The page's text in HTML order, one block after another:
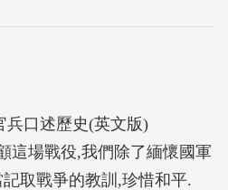
兵口述歷史(英文版)
這場戰役,我們除了緬懷國軍
取戰爭的教訓,珍惜和平.